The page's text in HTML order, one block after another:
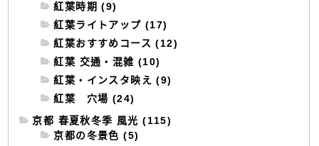
紅葉時期 (9)
紅葉ライトアップ (17)
紅葉おすすめコース (12)
紅葉 交通・混雑 (10)
紅葉・インスタ映え (9)
紅葉 穴場 (24)
京都 春夏秋冬季 風光 (115)
京都の冬景色 (5)